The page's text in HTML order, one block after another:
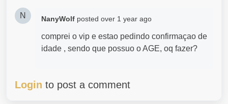
N NanyWolf posted over 1 year ago
comprei o vip e estao pedindo confirmaçao de
idade , sendo que possuo o AGE, oq fazer?
Login to post a comment